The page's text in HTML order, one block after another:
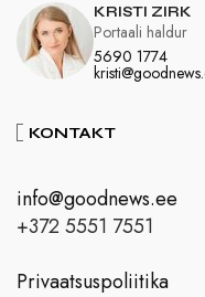
KRISTI ZIRK
5690 1774
Portaali haldur
KONTAKT
info@goodnews.ee
+372 5551 7551
Privaatsuspoliitika